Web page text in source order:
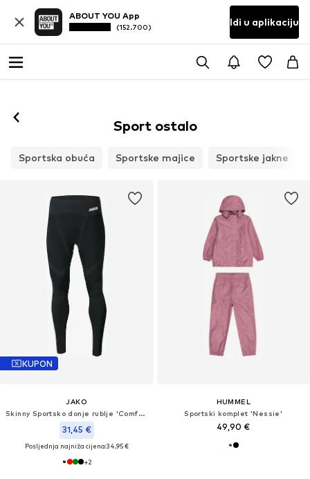
ABOUT YOU App
(152.700) Idi u aplikaciju
Sport ostalo
Sportska obuća Sportske majice Sportske jakne
KUPON
JAKO
Skinny Sportsko donje rublje 'Comfort 2.0'
31,45 €
Posljednja najniža cijena:34,95 €
+2
HUMMEL
Sportski komplet 'Nessie'
49,90 €